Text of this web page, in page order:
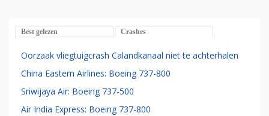
Best gelezen Crashes
Oorzaak vliegtuigcrash Calandkanaal niet te achterhalen
China Eastern Airlines: Boeing 737-800
Sriwijaya Air: Boeing 737-500
Air India Express: Boeing 737-800